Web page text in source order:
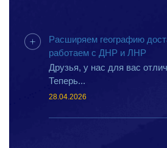
Расширяем географию
работаем с ДНР и ЛНР
Друзья, у нас для вас
Теперь...
28.04.2026